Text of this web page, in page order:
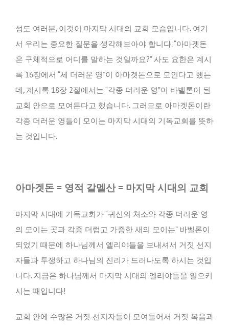
성도 여러분, 이것이 마지막 시대의 교회 모습입니다. 여기
서 우리는 중요한 질문을 생각해보아야 합니다. “아마겟돈
은 구체적으로 어디를 말하는 것일까요?” 사도 요한은 계시
록 16장에서 “세 더러운 영”이 아마겟돈으로 모인다고 했는
데, 계시록 18장 2절에서는 “각종 더러운 영”이 바벨론이 된
교회 안으로 모여든다고 했습니다. 그러므로 아마겟돈이란
각종 더러운 영들이 모이는 마지막 시대의 기독교회를 뜻하
는 것입니다.
아마겟돈 = 영적 갈멜산 = 마지막 시대의 교회
마지막 시대에 기독교회가 “귀신의 처소와 각종 더러운 영
의 모이는 곳과 각종 더럽고 가증한 새의 모이는” 바벨론이
되었기 때문에 하나님께서 엘리야들을 보내셔서 거짓 선지
자들과 투쟁하고 하나님의 진리가 드러나도록 하시는 것입
니다. 지금은 하나님께서 마지막 시대의 엘리야들을 일으키
시는 때입니다!
교회 안에 수많은 거짓 선지자들이 모여들어서 거짓 복음과